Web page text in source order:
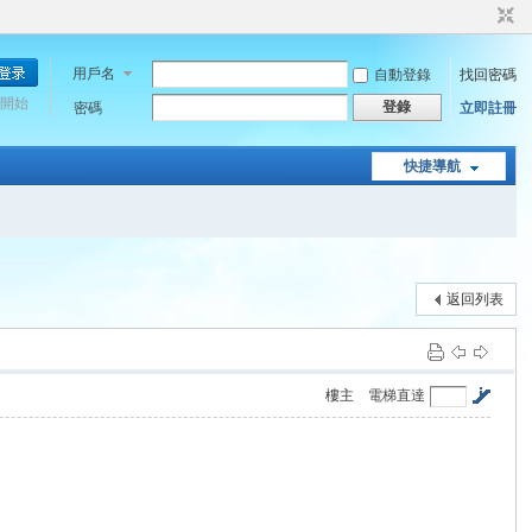
用戶名 自動登錄
找回密碼
密碼
登錄 立即註冊
始
快捷導航
返回列表
電梯直達
樓主